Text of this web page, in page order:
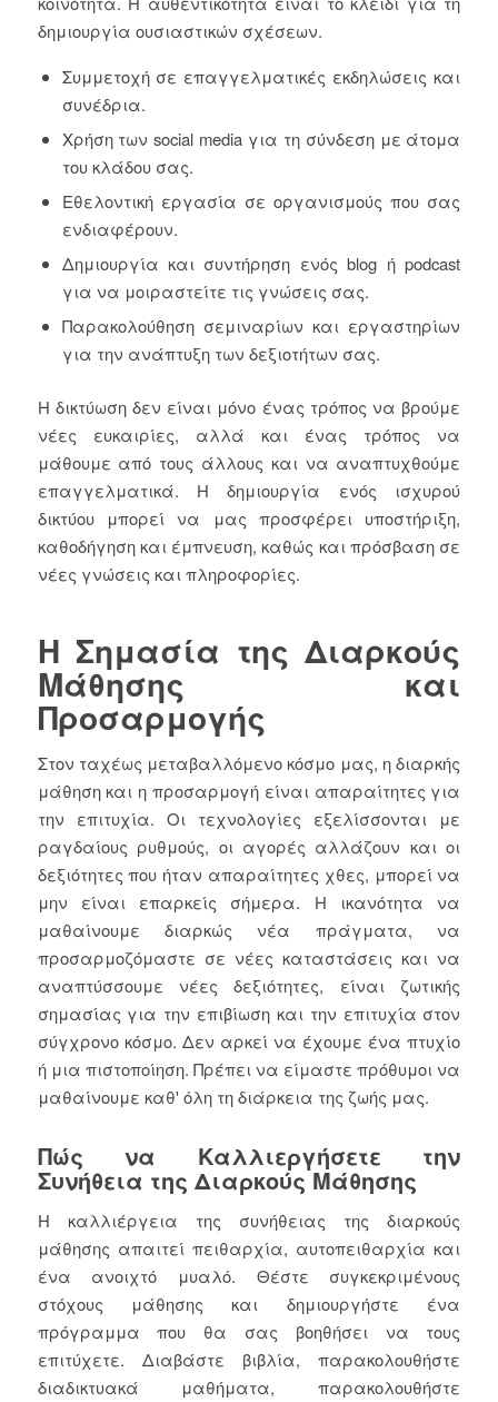
δημιουργία ουσιαστικών σχέσεων.
Συμμετοχή σε επαγγελματικές εκδηλώσεις και
συνέδρια.
Χρήση των social media για τη σύνδεση με άτομα
του κλάδου σας.
Εθελοντική εργασία σε οργανισμούς που σας
ενδιαφέρουν.
Δημιουργία και συντήρηση ενός blog ή podcast
για να μοιραστείτε τις γνώσεις σας.
Παρακολούθηση σεμιναρίων και εργαστηρίων
για την ανάπτυξη των δεξιοτήτων σας.
Η δικτύωση δεν είναι μόνο ένας τρόπος να βρούμε
νέες ευκαιρίες, αλλά και ένας τρόπος να
μάθουμε από τους άλλους και να αναπτυχθούμε
επαγγελματικά. Η δημιουργία ενός ισχυρού
δικτύου μπορεί να μας προσφέρει υποστήριξη,
καθοδήγηση και έμπνευση, καθώς και πρόσβαση σε
νέες γνώσεις και πληροφορίες.
Η Σημασία της Διαρκούς
Μάθησης και
Προσαρμογής
Στον ταχέως μεταβαλλόμενο κόσμο μας, η διαρκής
μάθηση και η προσαρμογή είναι απαραίτητες για
την επιτυχία. Οι τεχνολογίες εξελίσσονται με
ραγδαίους ρυθμούς, οι αγορές αλλάζουν και οι
δεξιότητες που ήταν απαραίτητες χθες, μπορεί να
μην είναι επαρκείς σήμερα. Η ικανότητα να
μαθαίνουμε διαρκώς νέα πράγματα, να
προσαρμοζόμαστε σε νέες καταστάσεις και να
αναπτύσσουμε νέες δεξιότητες, είναι ζωτικής
σημασίας για την επιβίωση και την επιτυχία στον
σύγχρονο κόσμο. Δεν αρκεί να έχουμε ένα πτυχίο
ή μια πιστοποίηση. Πρέπει να είμαστε πρόθυμοι να
μαθαίνουμε καθ' όλη τη διάρκεια της ζωής μας.
Πώς να Καλλιεργήσετε την
Συνήθεια της Διαρκούς Μάθησης
Η καλλιέργεια της συνήθειας της διαρκούς
μάθησης απαιτεί πειθαρχία, αυτοπειθαρχία και
ένα ανοιχτό μυαλό. Θέστε συγκεκριμένους
στόχους μάθησης και δημιουργήστε ένα
πρόγραμμα που θα σας βοηθήσει να τους
επιτύχετε. Διαβάστε βιβλία, παρακολουθήστε
διαδικτυακά μαθήματα, παρακολουθήστε